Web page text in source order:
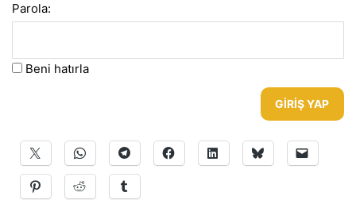
Parola:
Beni hatırla
GIRIŞ YAP